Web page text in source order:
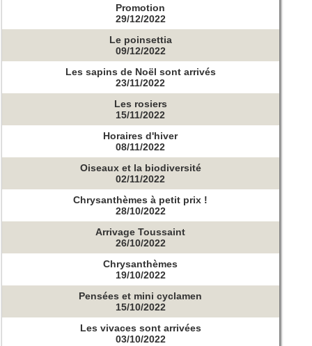
Promotion
29/12/2022
Le poinsettia
09/12/2022
Les sapins de Noël sont arrivés
23/11/2022
Les rosiers
15/11/2022
Horaires d'hiver
08/11/2022
Oiseaux et la biodiversité
02/11/2022
Chrysanthèmes à petit prix !
28/10/2022
Arrivage Toussaint
26/10/2022
Chrysanthèmes
19/10/2022
Pensées et mini cyclamen
15/10/2022
Les vivaces sont arrivées
03/10/2022